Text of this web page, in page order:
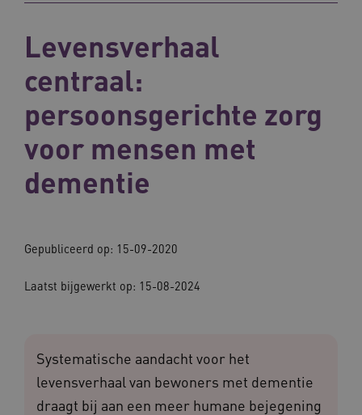
Levensverhaal
centraal:
persoonsgerichte zorg
voor mensen met
dementie
Gepubliceerd op: 15-09-2020
Laatst bijgewerkt op: 15-08-2024
Systematische aandacht voor het
levensverhaal van bewoners met dementie
draagt bij aan een meer humane bejegening